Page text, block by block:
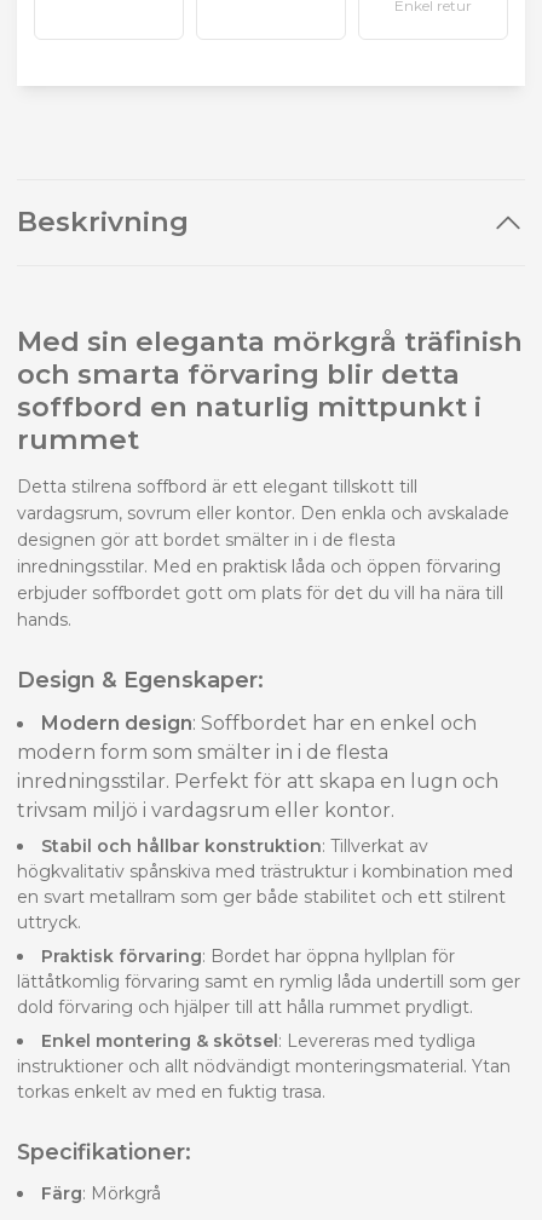
Enkel retur
Beskrivning
Med sin eleganta mörkgrå träfinish
och smarta förvaring blir detta
soffbord en naturlig mittpunkt i
rummet
Detta stilrena soffbord är ett elegant tillskott till
vardagsrum, sovrum eller kontor. Den enkla och avskalade
designen gör att bordet smälter in i de flesta
inredningsstilar. Med en praktisk låda och öppen förvaring
erbjuder soffbordet gott om plats för det du vill ha nära till
hands.
Design & Egenskaper:
Modern design: Soffbordet har en enkel och
modern form som smälter in i de flesta
inredningsstilar. Perfekt för att skapa en lugn och
trivsam miljö i vardagsrum eller kontor.
Stabil och hållbar konstruktion: Tillverkat av
högkvalitativ spånskiva med trästruktur i kombination med
en svart metallram som ger både stabilitet och ett stilrent
uttryck.
Praktisk förvaring: Bordet har öppna hyllplan för
lättåtkomlig förvaring samt en rymlig låda undertill som ger
dold förvaring och hjälper till att hålla rummet prydligt.
Enkel montering & skötsel: Levereras med tydliga
instruktioner och allt nödvändigt monteringsmaterial. Ytan
torkas enkelt av med en fuktig trasa.
Specifikationer:
Färg: Mörkgrå